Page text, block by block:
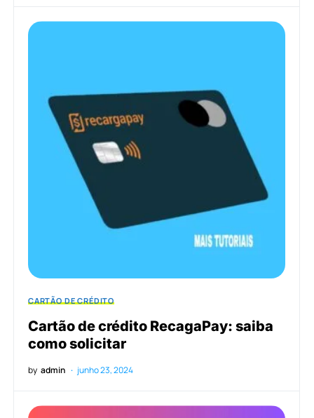
CARTÃO DE CRÉDITO
Cartão de crédito RecagaPay: saiba
como solicitar
by admin junho 23, 2024